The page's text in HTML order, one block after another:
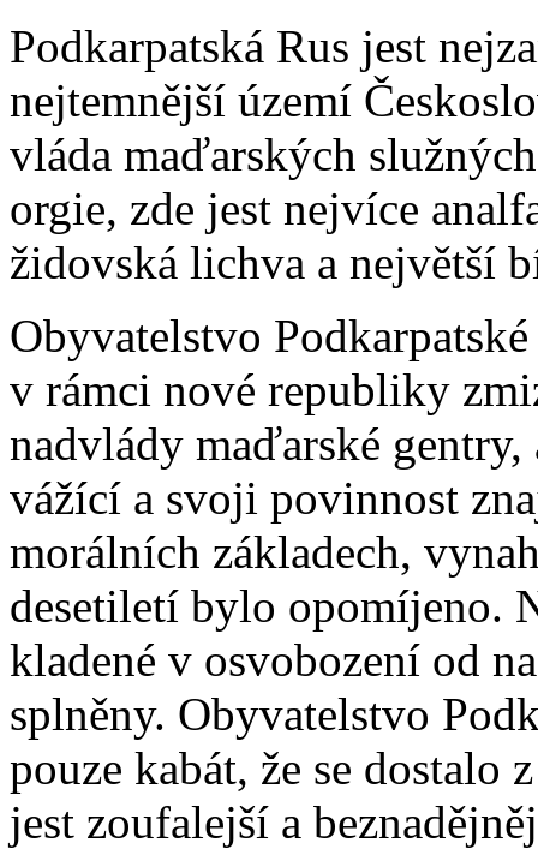
Podkarpatská Rus jest
nejtemnější území
vláda maďarských
orgie, zde jest nejvíce
židovská lichva a největší
Obyvatelstvo
v rámci nové republiky
nadvlády maďarské
vážící a svoji povinnost
morálních základech,
desetiletí bylo opomíjeno.
kladené v osvobození od
splněny. Obyvatelstvo
pouze kabát, že se dostalo
jest zoufalejší a